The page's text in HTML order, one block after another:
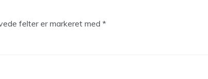
felter er markeret med *